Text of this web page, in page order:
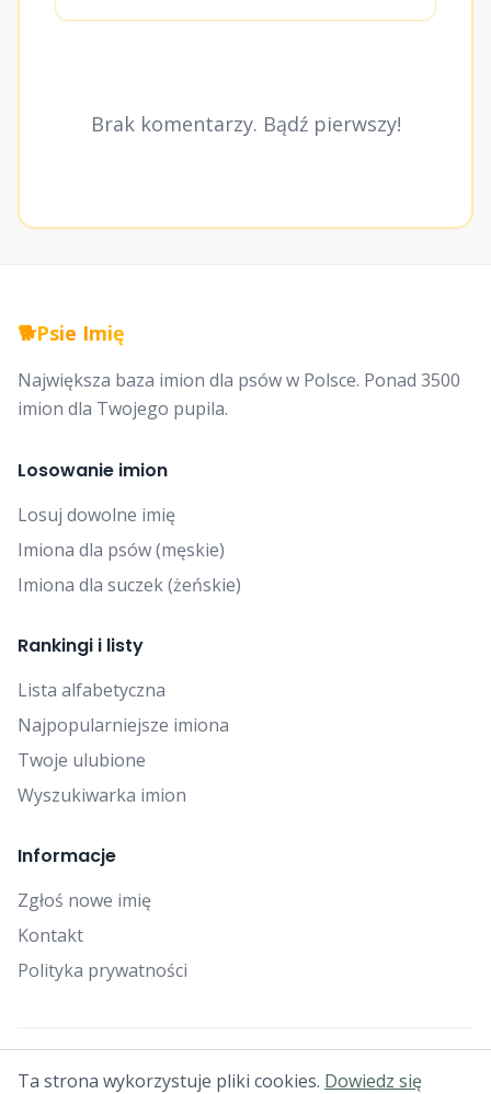
Brak komentarzy. Bądź pierwszy!
🐕Psie Imię
Największa baza imion dla psów w Polsce. Ponad 3500
imion dla Twojego pupila.
Losowanie imion
Losuj dowolne imię
Imiona dla psów (męskie)
Imiona dla suczek (żeńskie)
Rankingi i listy
Lista alfabetyczna
Najpopularniejsze imiona
Twoje ulubione
Wyszukiwarka imion
Informacje
Zgłoś nowe imię
Kontakt
Polityka prywatności
© 2025 Falcon Bytes. Wszelkie prawa zastrzeżone.
Ta strona wykorzystuje pliki cookies. Dowiedz się